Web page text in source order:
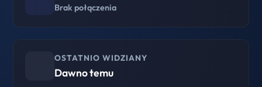
Brak połączenia
OSTATNIO WIDZIANY
Dawno temu